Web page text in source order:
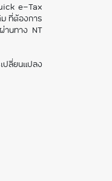
e-Tax
ที่ต้องการ
านทาง NT
ปลี่ยนแปลง